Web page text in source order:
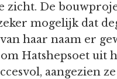
zicht. De
mogelijk dat
haar naam er
Hatshepsoet uit
aangezien